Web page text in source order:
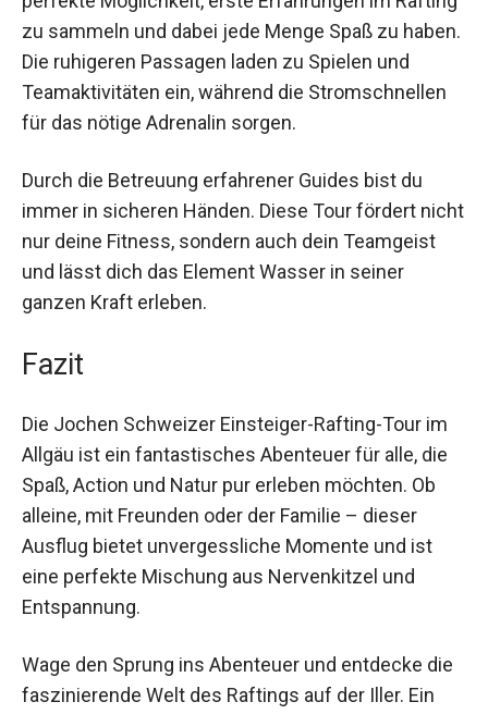
zu sammeln und dabei jede Menge Spaß zu haben.
Die ruhigeren Passagen laden zu Spielen und
Teamaktivitäten ein, während die Stromschnellen
für das nötige Adrenalin sorgen.
Durch die Betreuung erfahrener Guides bist du
immer in sicheren Händen. Diese Tour fördert nicht
nur deine Fitness, sondern auch dein Teamgeist
und lässt dich das Element Wasser in seiner
ganzen Kraft erleben.
Fazit
Die Jochen Schweizer Einsteiger-Rafting-Tour im
Allgäu ist ein fantastisches Abenteuer für alle, die
Spaß, Action und Natur pur erleben möchten. Ob
alleine, mit Freunden oder der Familie – dieser
Ausflug bietet unvergessliche Momente und ist
eine perfekte Mischung aus Nervenkitzel und
Entspannung.
Wage den Sprung ins Abenteuer und entdecke die
faszinierende Welt des Raftings auf der Iller. Ein